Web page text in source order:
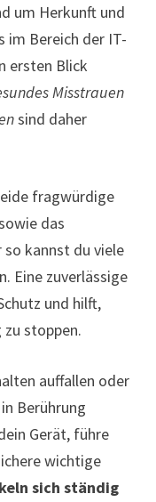
um Herkunft und
im Bereich der IT-
ersten Blick
Misstrauen
sind daher
fragwürdige
das
kannst du viele
Eine zuverlässige
und hilft,
stoppen.
auffallen oder
Berührung
Gerät, führe
wichtige
sich ständig